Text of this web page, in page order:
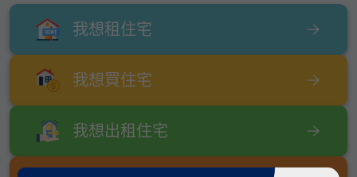
我想租住宅
我想買住宅
我想出租住宅